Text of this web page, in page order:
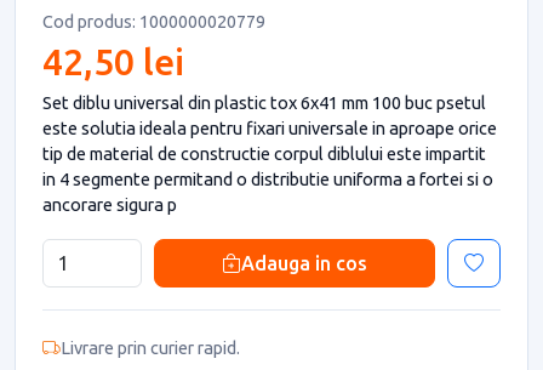
Cod produs: 1000000020779
42,50 lei
Set diblu universal din plastic tox 6x41 mm 100 buc psetul
este solutia ideala pentru fixari universale in aproape orice
tip de material de constructie corpul diblului este impartit
in 4 segmente permitand o distributie uniforma a fortei si o
ancorare sigura p
Adauga in cos
Livrare prin curier rapid.